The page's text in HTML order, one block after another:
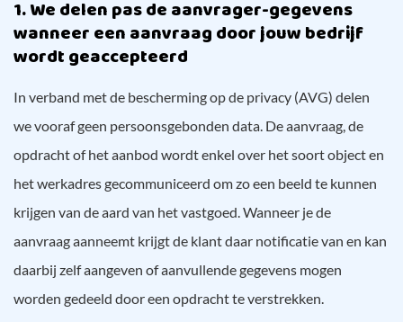
1. We delen pas de aanvrager-gegevens
wanneer een aanvraag door jouw bedrijf
wordt geaccepteerd
In verband met de bescherming op de privacy (AVG) delen
we vooraf geen persoonsgebonden data. De aanvraag, de
opdracht of het aanbod wordt enkel over het soort object en
het werkadres gecommuniceerd om zo een beeld te kunnen
krijgen van de aard van het vastgoed. Wanneer je de
aanvraag aanneemt krijgt de klant daar notificatie van en kan
daarbij zelf aangeven of aanvullende gegevens mogen
worden gedeeld door een opdracht te verstrekken.